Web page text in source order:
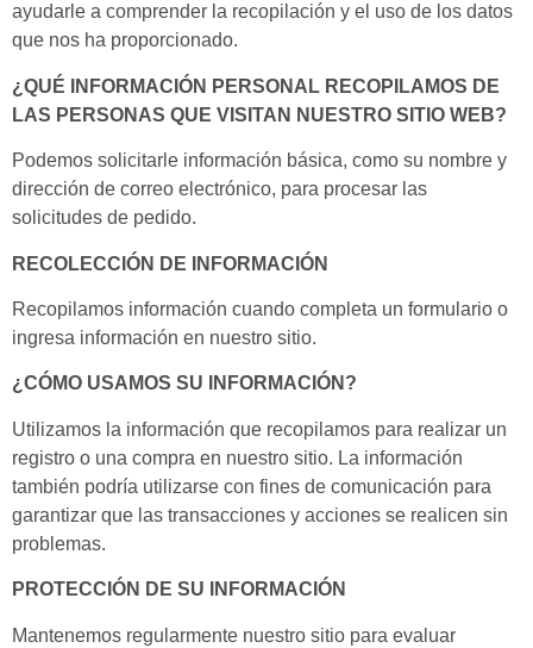
ayudarle a comprender la recopilación y el uso de los datos
que nos ha proporcionado.
¿QUÉ INFORMACIÓN PERSONAL RECOPILAMOS DE
LAS PERSONAS QUE VISITAN NUESTRO SITIO WEB?
Podemos solicitarle información básica, como su nombre y
dirección de correo electrónico, para procesar las
solicitudes de pedido.
RECOLECCIÓN DE INFORMACIÓN
Recopilamos información cuando completa un formulario o
ingresa información en nuestro sitio.
¿CÓMO USAMOS SU INFORMACIÓN?
Utilizamos la información que recopilamos para realizar un
registro o una compra en nuestro sitio. La información
también podría utilizarse con fines de comunicación para
garantizar que las transacciones y acciones se realicen sin
problemas.
PROTECCIÓN DE SU INFORMACIÓN
Mantenemos regularmente nuestro sitio para evaluar